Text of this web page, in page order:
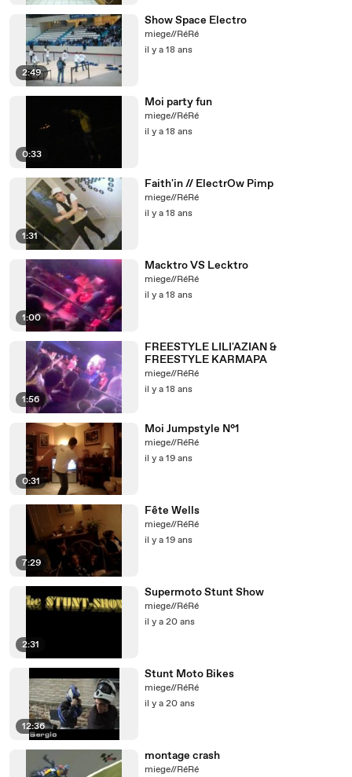
2:49
Show Space Electro
miege//RéRé
il y a 18 ans
0:33
Moi party fun
miege//RéRé
il y a 18 ans
1:31
Faith'in // ElectrOw Pimp
miege//RéRé
il y a 18 ans
1:00
Macktro VS Lecktro
miege//RéRé
il y a 18 ans
1:56
FREESTYLE LILI'AZIAN &
FREESTYLE KARMAPA
miege//RéRé
il y a 18 ans
0:31
Moi Jumpstyle N°1
miege//RéRé
il y a 19 ans
7:29
Fête Wells
miege//RéRé
il y a 19 ans
2:31
Supermoto Stunt Show
miege//RéRé
il y a 20 ans
12:36
Stunt Moto Bikes
miege//RéRé
il y a 20 ans
montage crash
miege//RéRé